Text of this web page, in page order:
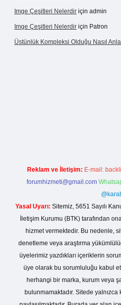
Imge Çeşitleri Nelerdir için admin
Imge Çeşitleri Nelerdir için Patron
Üstünlük Kompleksi Olduğu Nasıl
Reklam ve İletişim: E-mail:
forumhizmeti@gmail.com
Yasal Uyarı: Sitemiz, 5651 Sayılı
İletişim Kurumu (BTK) tarafından
hizmet vermektedir. Bu nedenle,
denetleme veya araştırma
üyelerimiz yazdıkları içeriklerin
üye olarak bu sorumluluğu kabul
herhangi bir marka, kurum veya
bulunmamaktadır. Sitede yalnızca